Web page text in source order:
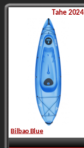
Tahe 2024
Bilbao Blue